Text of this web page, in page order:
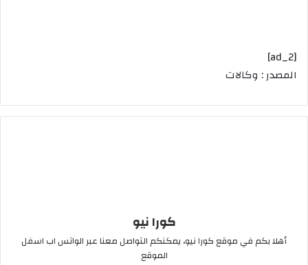
[ad_2]
المصدر : وكالات
كورا نيو
أهلا بكم في موقع كورا نيو، يمكنكم التواصل معنا عبر الواتس اب اسفل
الموقع